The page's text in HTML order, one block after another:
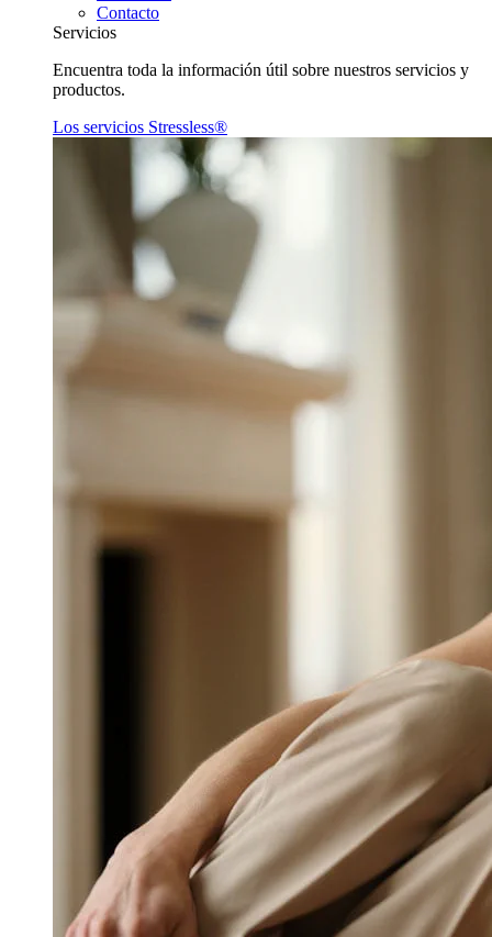
Contacto
Servicios
Encuentra toda la información útil sobre nuestros servicios y
productos.
Los servicios Stressless®